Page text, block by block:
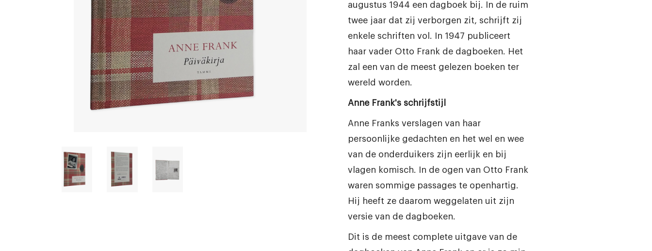
augustus 1944 een dagboek bij. In de ruim
twee jaar dat zij verborgen zit, schrijft zij
enkele schriften vol. In 1947 publiceert
haar vader Otto Frank de dagboeken. Het
zal een van de meest gelezen boeken ter
wereld worden.
Anne Frank's schrijfstijl
Anne Franks verslagen van haar
persoonlijke gedachten en het wel en wee
van de onderduikers zijn eerlijk en bij
vlagen komisch. In de ogen van Otto Frank
waren sommige passages te openhartig.
Hij heeft ze daarom weggelaten uit zijn
versie van de dagboeken.
Dit is de meest complete uitgave van de